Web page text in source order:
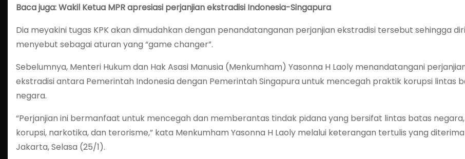
Baca juga: Wakil Ketua MPR apresiasi perjanjian ekstradisi Indonesia-Singapura
Dia meyakini tugas KPK akan dimudahkan dengan penandatanganan perjanjian ekstradisi tersebut sehingga
menyebut sebagai aturan yang “game changer”.
Sebelumnya, Menteri Hukum dan Hak Asasi Manusia (Menkumham) Yasonna H Laoly menandatangani
ekstradisi antara Pemerintah Indonesia dengan Pemerintah Singapura untuk mencegah praktik korupsi lintas
negara.
“Perjanjian ini bermanfaat untuk mencegah dan memberantas tindak pidana yang bersifat lintas batas
korupsi, narkotika, dan terorisme,” kata Menkumham Yasonna H Laoly melalui keterangan tertulis yang
Jakarta, Selasa (25/1).